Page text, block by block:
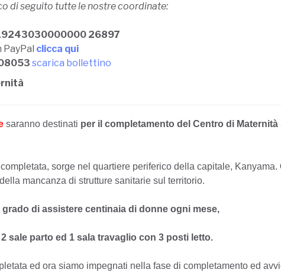
di seguito tutte le nostre coordinate:
26897
clicca qui
scarica bollettino
saranno destinati per il completamento del Centro di
sorge nel quartiere periferico della capitale, Kanyama.
mancanza di strutture sanitarie sul territorio.
grado di assistere centinaia di donne ogni mese,
sale parto ed 1 sala travaglio con 3 posti letto.
ed ora siamo impegnati nella fase di completamento ed